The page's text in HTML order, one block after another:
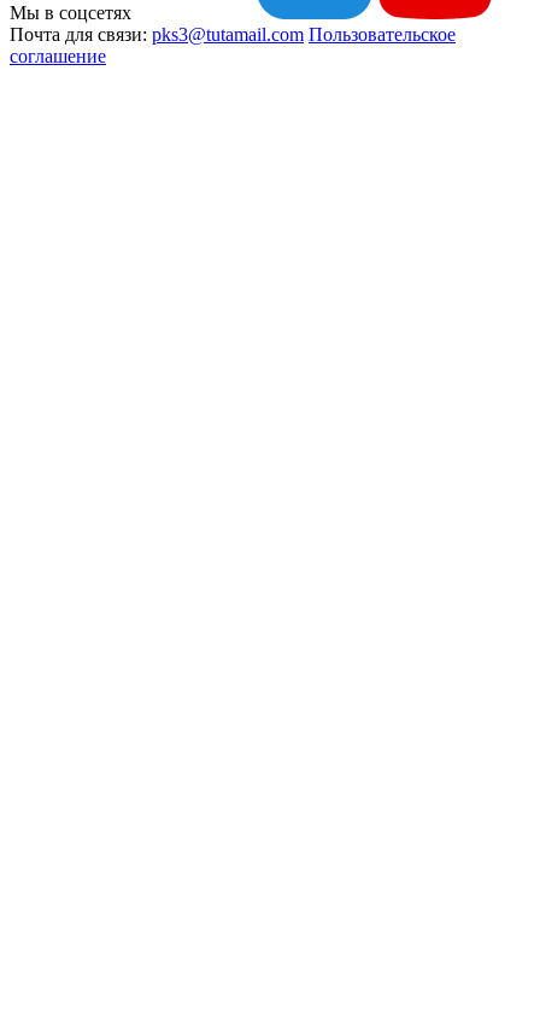
Мы в соцсетях
Почта для связи: pks3@tutamail.com Пользовательское
соглашение